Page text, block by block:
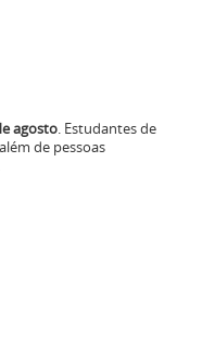
agosto. Estudantes de
de pessoas